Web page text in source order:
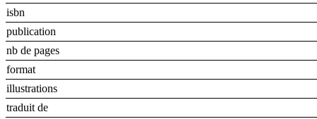
isbn
publication
nb de pages
format
illustrations
traduit de